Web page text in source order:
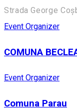
Strada George
Event Organizer
COMUNA
Event Organizer
Comuna Parau